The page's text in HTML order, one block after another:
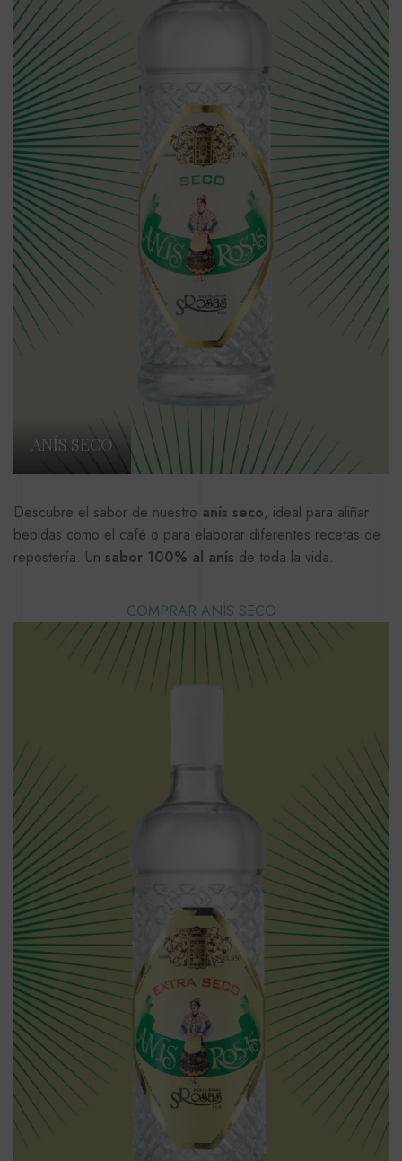
ANÍS SECO
Descubre el sabor de nuestro anís seco, ideal para aliñar
bebidas como el café o para elaborar diferentes recetas de
repostería. Un sabor 100% al anís de toda la vida.
COMPRAR ANÍS SECO